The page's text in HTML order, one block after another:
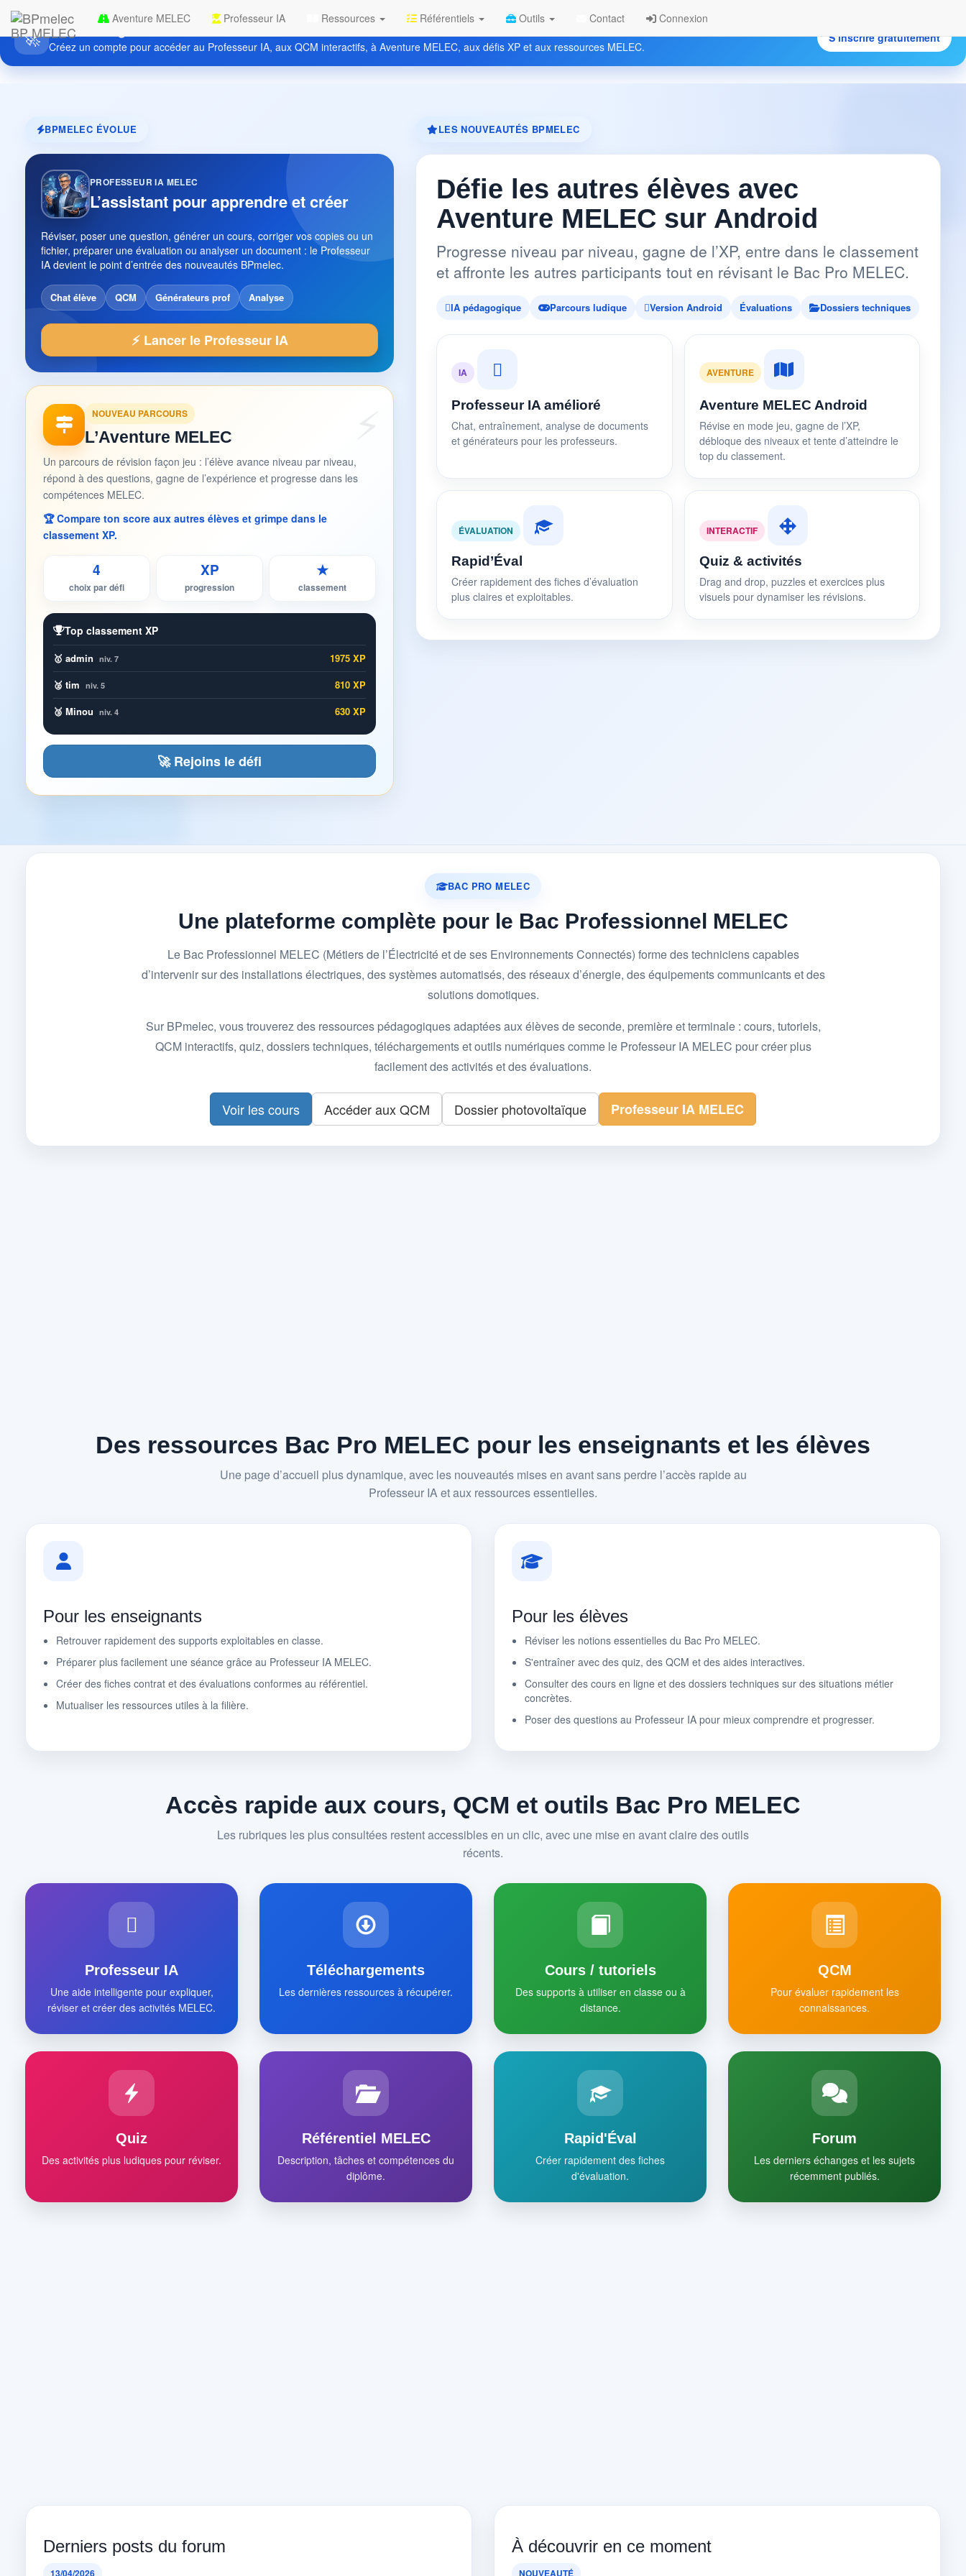
BP MELEC
Aventure MELEC Professeur IA Ressources Référentiels Outils Contact Connexion
🚀 Découvrez gratuitement BPmelec
Créez un compte pour accéder au Professeur IA, aux QCM interactifs, à Aventure MELEC, aux défis XP et aux ressources MELEC.
S’inscrire gratuitement
BPMELEC ÉVOLUE
PROFESSEUR IA MELEC
L’assistant pour apprendre et créer
Réviser, poser une question, générer un cours, corriger vos copies ou un
fichier, préparer une évaluation ou analyser un document : le Professeur
IA devient le point d’entrée des nouveautés BPmelec.
Chat élève QCM Générateurs prof Analyse
⚡ Lancer le Professeur IA
NOUVEAU PARCOURS
L’Aventure MELEC
Un parcours de révision façon jeu : l’élève avance niveau par niveau,
répond à des questions, gagne de l’expérience et progresse dans les
compétences MELEC.
🏆 Compare ton score aux autres élèves et grimpe dans le
classement XP.
4
choix par défi
XP
progression
★
classement
Top classement XP
🥇 admin niv. 7
1975 XP
🥈 tim niv. 5
810 XP
🥉 Minou niv. 4 630 XP
🚀 Rejoins le défi
LES NOUVEAUTÉS BPMELEC
Défie les autres élèves avec
Aventure MELEC sur Android
Progresse niveau par niveau, gagne de l’XP, entre dans le classement
et affronte les autres participants tout en révisant le Bac Pro MELEC.
IA pédagogique Parcours ludique Version Android Évaluations Dossiers techniques
IA
Professeur IA amélioré
Chat, entraînement, analyse de documents
et générateurs pour les professeurs.
AVENTURE
Aventure MELEC Android
Révise en mode jeu, gagne de l’XP,
débloque des niveaux et tente d’atteindre le
top du classement.
ÉVALUATION
Rapid’Éval
Créer rapidement des fiches d’évaluation
plus claires et exploitables.
INTERACTIF
Quiz & activités
Drag and drop, puzzles et exercices plus
visuels pour dynamiser les révisions.
BAC PRO MELEC
Une plateforme complète pour le Bac Professionnel MELEC
Le Bac Professionnel MELEC (Métiers de l’Électricité et de ses Environnements Connectés) forme des techniciens capables
d’intervenir sur des installations électriques, des systèmes automatisés, des réseaux d’énergie, des équipements communicants et des
solutions domotiques.
Sur BPmelec, vous trouverez des ressources pédagogiques adaptées aux élèves de seconde, première et terminale : cours, tutoriels,
QCM interactifs, quiz, dossiers techniques, téléchargements et outils numériques comme le Professeur IA MELEC pour créer plus
facilement des activités et des évaluations.
Voir les cours Accéder aux QCM Dossier photovoltaïque Professeur IA MELEC
Des ressources Bac Pro MELEC pour les enseignants et les élèves
Une page d’accueil plus dynamique, avec les nouveautés mises en avant sans perdre l’accès rapide au
Professeur IA et aux ressources essentielles.
Pour les enseignants
Retrouver rapidement des supports exploitables en classe.
Préparer plus facilement une séance grâce au Professeur IA MELEC.
Créer des fiches contrat et des évaluations conformes au référentiel.
Mutualiser les ressources utiles à la filière.
Pour les élèves
Réviser les notions essentielles du Bac Pro MELEC.
S'entraîner avec des quiz, des QCM et des aides interactives.
Consulter des cours en ligne et des dossiers techniques sur des situations métier
concrètes.
Poser des questions au Professeur IA pour mieux comprendre et progresser.
Accès rapide aux cours, QCM et outils Bac Pro MELEC
Les rubriques les plus consultées restent accessibles en un clic, avec une mise en avant claire des outils
récents.
Professeur IA
Une aide intelligente pour expliquer,
réviser et créer des activités MELEC.
Téléchargements
Les dernières ressources à récupérer.
Cours / tutoriels
Des supports à utiliser en classe ou à
distance.
QCM
Pour évaluer rapidement les
connaissances.
Quiz
Des activités plus ludiques pour réviser.
Référentiel MELEC
Description, tâches et compétences du
diplôme.
Rapid'Éval
Créer rapidement des fiches
d'évaluation.
Forum
Les derniers échanges et les sujets
récemment publiés.
Derniers posts du forum
13/04/2026
À découvrir en ce moment
NOUVEAUTÉ